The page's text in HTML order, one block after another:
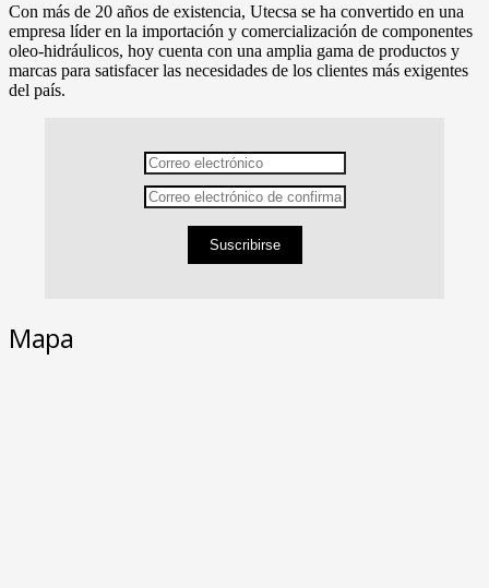
Con más de 20 años de existencia, Utecsa se ha convertido en una
empresa líder en la importación y comercialización de componentes
oleo-hidráulicos, hoy cuenta con una amplia gama de productos y
marcas para satisfacer las necesidades de los clientes más exigentes
del país.
Suscribirse
Mapa